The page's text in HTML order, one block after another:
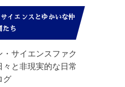
イエンスとゆかいな仲
たち
サイエンスファク
々と非現実的な日常
グ